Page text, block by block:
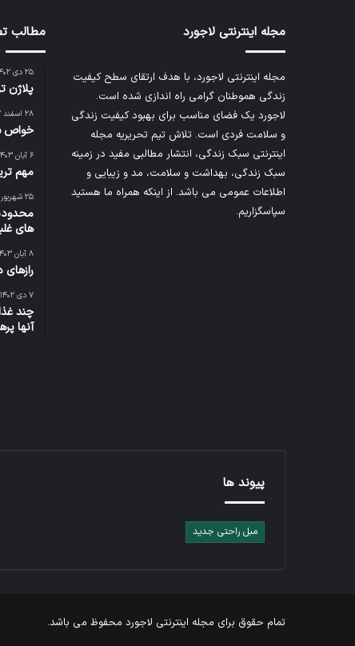
مجله اینترنتی لاجورد
مجله اینترنتی لاجورد، با هدف ارتقای سطح کیفیت
زندگی هموطنان گرامی راه اندازی شده است.
لاجورد یک فضای مناسب برای بهبود کیفیت زندگی
و سلامت فردی است. تلاش تیم تحریریه مجله
اینترنتی سبک زندگی، انتشار مطالبی مفید در زمینه
سبک زندگی، بهداشت و سلامت، مد و زیبایی و
اطلاعات عمومی می باشد. از اینکه همراه ما هستید
سپاسگزاریم.
مطالب
۲۵ دی ۱۴۰۲
پلاژن
۲۸ اسفند ۱۴۰۲
خواص
۶ آبان ۱۴۰۳
مهم
۲۵ شهریور ۱۴۰۴
های
۸ آبان ۱۴۰۳
۷ دی ۱۴۰۲
چند
آنها
پیوند ها
مبل راحتی جدید
تمام حقوق برای مجله اینترنتی لاجورد محفوظ می باشد.